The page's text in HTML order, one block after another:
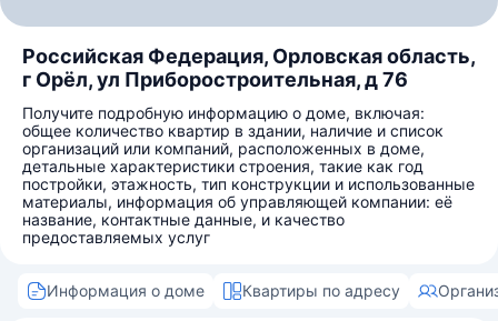
Российская Федерация, Орловская область,
г Орёл, ул Приборостроительная, д 76
Получите подробную информацию о доме, включая:
общее количество квартир в здании, наличие и список
организаций или компаний, расположенных в доме,
детальные характеристики строения, такие как год
постройки, этажность, тип конструкции и использованные
материалы, информация об управляющей компании: её
название, контактные данные, и качество
предоставляемых услуг
Информация о доме Квартиры по адресу